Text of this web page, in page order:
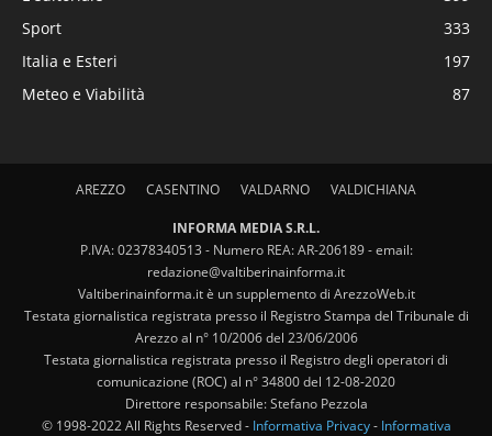
Sport
333
Italia e Esteri
197
Meteo e Viabilità
87
AREZZO CASENTINO VALDARNO VALDICHIANA
INFORMA MEDIA S.R.L.
P.IVA: 02378340513 - Numero REA: AR-206189 - email:
redazione@valtiberinainforma.it
Valtiberinainforma.it è un supplemento di ArezzoWeb.it
Testata giornalistica registrata presso il Registro Stampa del Tribunale di
Arezzo al n° 10/2006 del 23/06/2006
Testata giornalistica registrata presso il Registro degli operatori di
comunicazione (ROC) al n° 34800 del 12-08-2020
Direttore responsabile: Stefano Pezzola
© 1998-2022 All Rights Reserved - Informativa Privacy- Informativa